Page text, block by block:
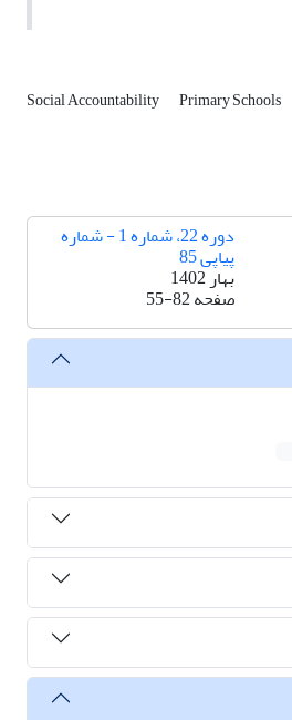
Social Accountability Primary Schools
دوره 22، شماره 1 - شماره
پیاپی 85
بهار 1402
صفحه55-82